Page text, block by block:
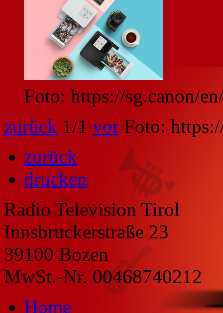
Foto: https://sg.canon/
zurück 1/1 vor Foto:
zurück
drucken
Radio Television Tirol
Innsbruckerstraße 23
39100 Bozen
MwSt.-Nr. 00468740212
Home